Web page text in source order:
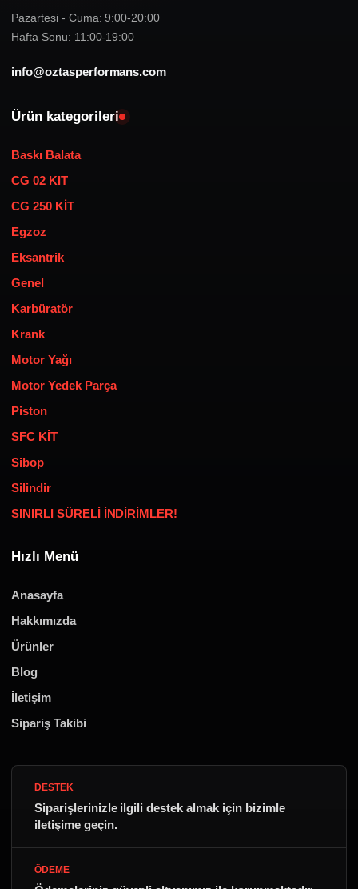
Pazartesi - Cuma: 9:00-20:00
Hafta Sonu: 11:00-19:00
info@oztasperformans.com
Ürün kategorileri
Baskı Balata
CG 02 KIT
CG 250 KİT
Egzoz
Eksantrik
Genel
Karbüratör
Krank
Motor Yağı
Motor Yedek Parça
Piston
SFC KİT
Sibop
Silindir
SINIRLI SÜRELİ İNDİRİMLER!
Hızlı Menü
Anasayfa
Hakkımızda
Ürünler
Blog
İletişim
Sipariş Takibi
DESTEK
Siparişlerinizle ilgili destek almak için bizimle
iletişime geçin.
ÖDEME